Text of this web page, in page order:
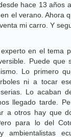
hace 13 años
el verano. Ahora
mi carro. Y
en el tema
Puede que
Lo primero
ni a tocar
Lo acaban
llegado tarde.
a otros hay que
para lo del
ambientalistas